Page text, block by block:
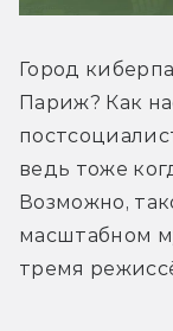
Город
Париж? Как
ведь тоже
Возможно,
масштабном
тремя